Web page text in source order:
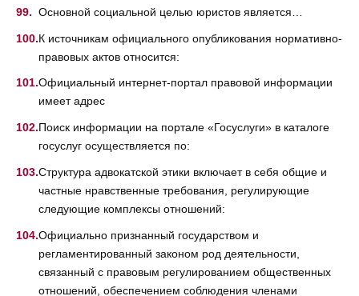
Основной социальной целью юристов является…
К источникам официального опубликования нормативно-
правовых актов относится:
Официальный интернет-портал правовой информации
имеет адрес
Поиск информации на портале «Госуслуги» в каталоге
госуслуг осуществляется по:
Структура адвокатской этики включает в себя общие и
частные нравственные требования, регулирующие
следующие комплексы отношений:
Официально признанный государством и
регламентированный законом род деятельности,
связанный с правовым регулированием общественных
отношений, обеспечением соблюдения членами